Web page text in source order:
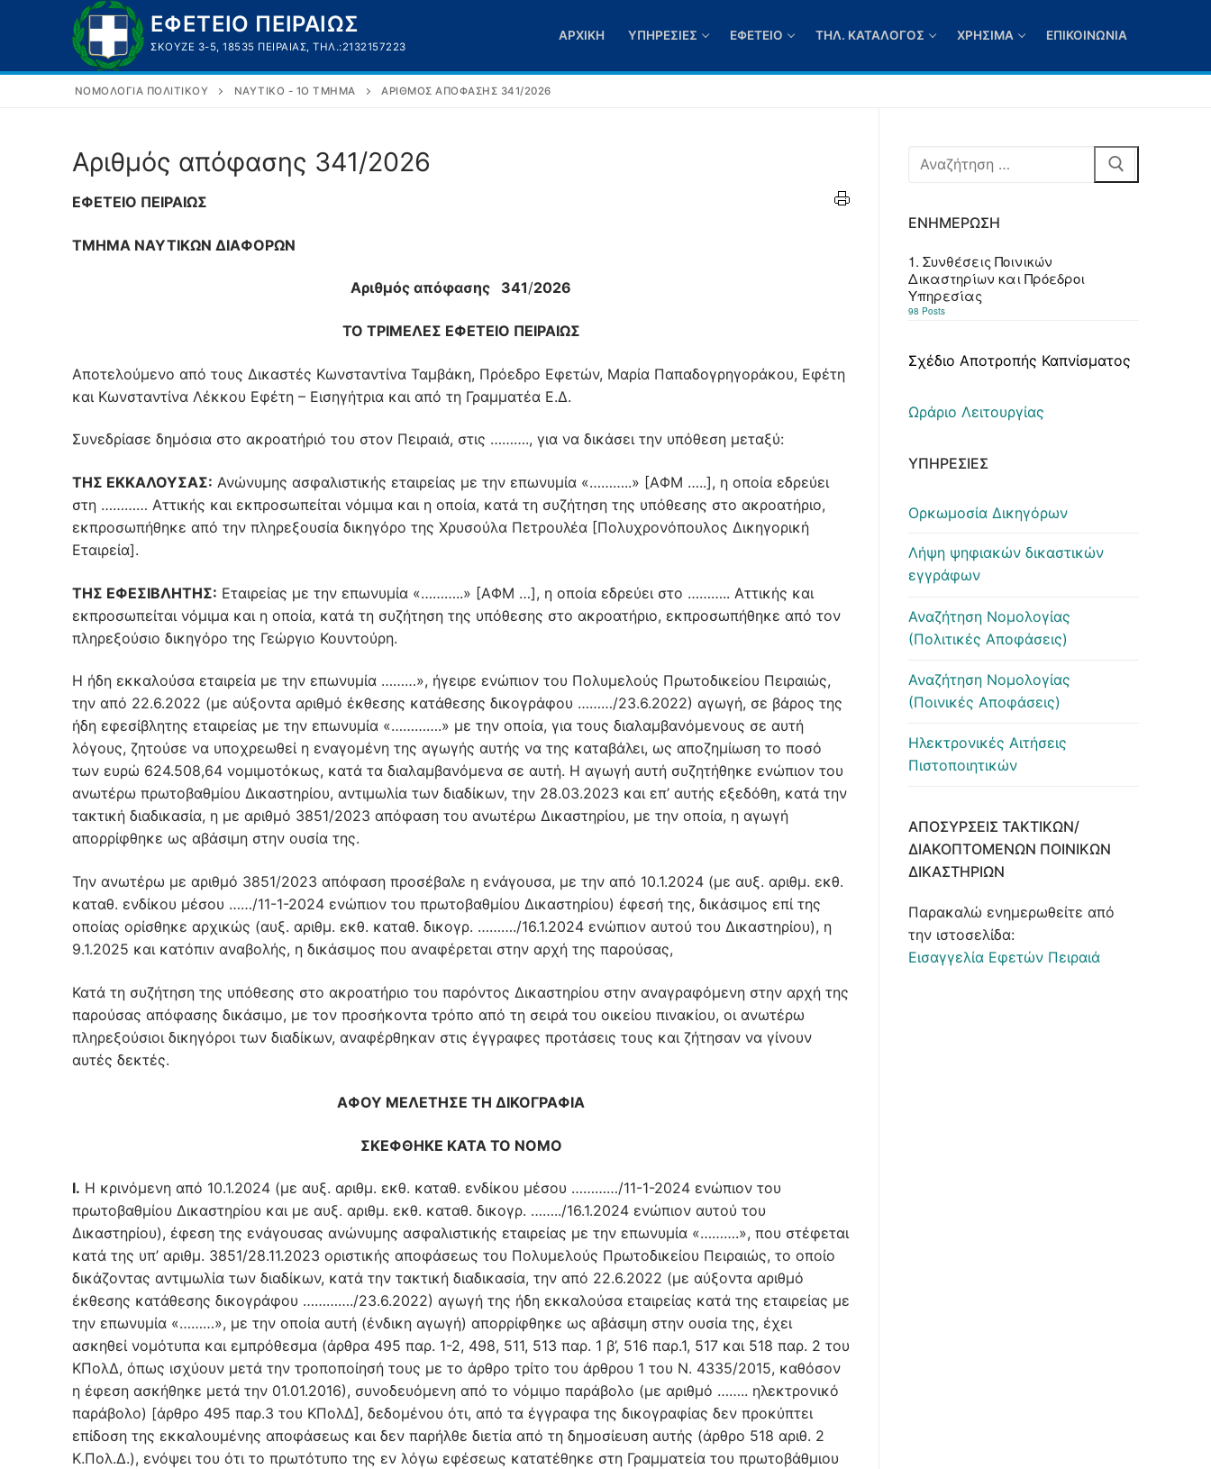
περιεχόμενο
ΕΦΕΤΕΙΟ ΠΕΙΡΑΙΩΣ
ΣΚΟΥΖΈ 3-5, 18535 ΠΕΙΡΑΙΆΣ, ΤΗΛ.:2132157223
ΑΡΧΙΚΉ ΥΠΗΡΕΣΊΕΣ ΕΦΕΤΕΊΟ ΤΗΛ. ΚΑΤΆΛΟΓΟΣ ΧΡΉΣΙΜΑ ΕΠΙΚΟΙΝΩΝΊΑ
ΝΟΜΟΛΟΓΊΑ ΠΟΛΙΤΙΚΟΎ ΝΑΥΤΙΚΌ - 1Ο ΤΜΉΜΑ ΑΡΙΘΜΌΣ ΑΠΌΦΑΣΗΣ 341/2026
Αριθμός απόφασης 341/2026
ΕΦΕΤΕΙΟ ΠΕΙΡΑΙΩΣ
ΤΜΗΜΑ ΝΑΥΤΙΚΩΝ ΔΙΑΦΟΡΩΝ
Αριθμός απόφασης 341/2026
ΤΟ ΤΡΙΜΕΛΕΣ ΕΦΕΤΕΙΟ ΠΕΙΡΑΙΩΣ
Αποτελούμενο από τους Δικαστές Κωνσταντίνα Ταμβάκη, Πρόεδρο Εφετών, Μαρία Παπαδογρηγοράκου, Εφέτη
και Κωνσταντίνα Λέκκου Εφέτη – Εισηγήτρια και από τη Γραμματέα Ε.Δ.
Συνεδρίασε δημόσια στο ακροατήριό του στον Πειραιά, στις ………., για να δικάσει την υπόθεση μεταξύ:
ΤΗΣ ΕΚΚΑΛΟΥΣΑΣ: Ανώνυμης ασφαλιστικής εταιρείας με την επωνυμία «………..» [ΑΦΜ …..], η οποία εδρεύει
στη ………… Αττικής και εκπροσωπείται νόμιμα και η οποία, κατά τη συζήτηση της υπόθεσης στο ακροατήριο,
εκπροσωπήθηκε από την πληρεξουσία δικηγόρο της Χρυσούλα Πετρουλέα [Πολυχρονόπουλος Δικηγορική
Εταιρεία].
ΤΗΣ ΕΦΕΣΙΒΛΗΤΗΣ: Εταιρείας με την επωνυμία «………..» [ΑΦΜ …], η οποία εδρεύει στο ……….. Αττικής και
εκπροσωπείται νόμιμα και η οποία, κατά τη συζήτηση της υπόθεσης στο ακροατήριο, εκπροσωπήθηκε από τον
πληρεξούσιο δικηγόρο της Γεώργιο Κουντούρη.
Η ήδη εκκαλούσα εταιρεία με την επωνυμία ………», ήγειρε ενώπιον του Πολυμελούς Πρωτοδικείου Πειραιώς,
την από 22.6.2022 (με αύξοντα αριθμό έκθεσης κατάθεσης δικογράφου ………/23.6.2022) αγωγή, σε βάρος της
ήδη εφεσίβλητης εταιρείας με την επωνυμία «………….» με την οποία, για τους διαλαμβανόμενους σε αυτή
λόγους, ζητούσε να υποχρεωθεί η εναγομένη της αγωγής αυτής να της καταβάλει, ως αποζημίωση το ποσό
των ευρώ 624.508,64 νομιμοτόκως, κατά τα διαλαμβανόμενα σε αυτή. Η αγωγή αυτή συζητήθηκε ενώπιον του
ανωτέρω πρωτοβαθμίου Δικαστηρίου, αντιμωλία των διαδίκων, την 28.03.2023 και επ’ αυτής εξεδόθη, κατά την
τακτική διαδικασία, η με αριθμό 3851/2023 απόφαση του ανωτέρω Δικαστηρίου, με την οποία, η αγωγή
απορρίφθηκε ως αβάσιμη στην ουσία της.
Την ανωτέρω με αριθμό 3851/2023 απόφαση προσέβαλε η ενάγουσα, με την από 10.1.2024 (με αυξ. αριθμ. εκθ.
καταθ. ενδίκου μέσου ……/11-1-2024 ενώπιον του πρωτοβαθμίου Δικαστηρίου) έφεσή της, δικάσιμος επί της
οποίας ορίσθηκε αρχικώς (αυξ. αριθμ. εκθ. καταθ. δικογρ. ………./16.1.2024 ενώπιον αυτού του Δικαστηρίου), η
9.1.2025 και κατόπιν αναβολής, η δικάσιμος που αναφέρεται στην αρχή της παρούσας,
Κατά τη συζήτηση της υπόθεσης στο ακροατήριο του παρόντος Δικαστηρίου στην αναγραφόμενη στην αρχή της
παρούσας απόφασης δικάσιμο, με τον προσήκοντα τρόπο από τη σειρά του οικείου πινακίου, οι ανωτέρω
πληρεξούσιοι δικηγόροι των διαδίκων, αναφέρθηκαν στις έγγραφες προτάσεις τους και ζήτησαν να γίνουν
αυτές δεκτές.
ΑΦΟΥ ΜΕΛΕΤΗΣΕ ΤΗ ΔΙΚΟΓΡΑΦΙΑ
ΣΚΕΦΘΗΚΕ ΚΑΤΑ ΤΟ ΝΟΜΟ
Ι. Η κρινόμενη από 10.1.2024 (με αυξ. αριθμ. εκθ. καταθ. ενδίκου μέσου …………/11-1-2024 ενώπιον του
πρωτοβαθμίου Δικαστηρίου και με αυξ. αριθμ. εκθ. καταθ. δικογρ. ……../16.1.2024 ενώπιον αυτού του
Δικαστηρίου), έφεση της ενάγουσας ανώνυμης ασφαλιστικής εταιρείας με την επωνυμία «……….», που στέφεται
κατά της υπ’ αριθμ. 3851/28.11.2023 οριστικής αποφάσεως του Πολυμελούς Πρωτοδικείου Πειραιώς, το οποίο
δικάζοντας αντιμωλία των διαδίκων, κατά την τακτική διαδικασία, την από 22.6.2022 (με αύξοντα αριθμό
έκθεσης κατάθεσης δικογράφου …………./23.6.2022) αγωγή της ήδη εκκαλούσα εταιρείας κατά της εταιρείας με
την επωνυμία «………», με την οποία αυτή (ένδικη αγωγή) απορρίφθηκε ως αβάσιμη στην ουσία της, έχει
ασκηθεί νομότυπα και εμπρόθεσμα (άρθρα 495 παρ. 1-2, 498, 511, 513 παρ. 1 β’, 516 παρ.1, 517 και 518 παρ. 2 του
ΚΠολΔ, όπως ισχύουν μετά την τροποποίησή τους με το άρθρο τρίτο του άρθρου 1 του Ν. 4335/2015, καθόσον
η έφεση ασκήθηκε μετά την 01.01.2016), συνοδευόμενη από το νόμιμο παράβολο (με αριθμό …….. ηλεκτρονικό
παράβολο) [άρθρο 495 παρ.3 του ΚΠολΔ], δεδομένου ότι, από τα έγγραφα της δικογραφίας δεν προκύπτει
επίδοση της εκκαλουμένης αποφάσεως και δεν παρήλθε διετία από τη δημοσίευση αυτής (άρθρο 518 αριθ. 2
Κ.Πολ.Δ.), ενόψει του ότι το πρωτότυπο της εν λόγω εφέσεως κατατέθηκε στη Γραμματεία του πρωτοβάθμιου
Αναζήτηση
ΕΝΗΜΈΡΩΣΗ
1. Συνθέσεις Ποινικών
Δικαστηρίων και Πρόεδροι
Υπηρεσίας
98 Posts
Σχέδιο Αποτροπής Καπνίσματος
Ωράριο Λειτουργίας
ΥΠΗΡΕΣΊΕΣ
Ορκωμοσία Δικηγόρων
Λήψη ψηφιακών δικαστικών
εγγράφων
Αναζήτηση Νομολογίας
(Πολιτικές Αποφάσεις)
Αναζήτηση Νομολογίας
(Ποινικές Αποφάσεις)
Ηλεκτρονικές Αιτήσεις
Πιστοποιητικών
ΑΠΟΣΎΡΣΕΙΣ ΤΑΚΤΙΚΏΝ/
ΔΙΑΚΟΠΤΌΜΕΝΩΝ ΠΟΙΝΙΚΏΝ
ΔΙΚΑΣΤΗΡΊΩΝ
Παρακαλώ ενημερωθείτε από
την ιστοσελίδα:
Εισαγγελία Εφετών Πειραιά